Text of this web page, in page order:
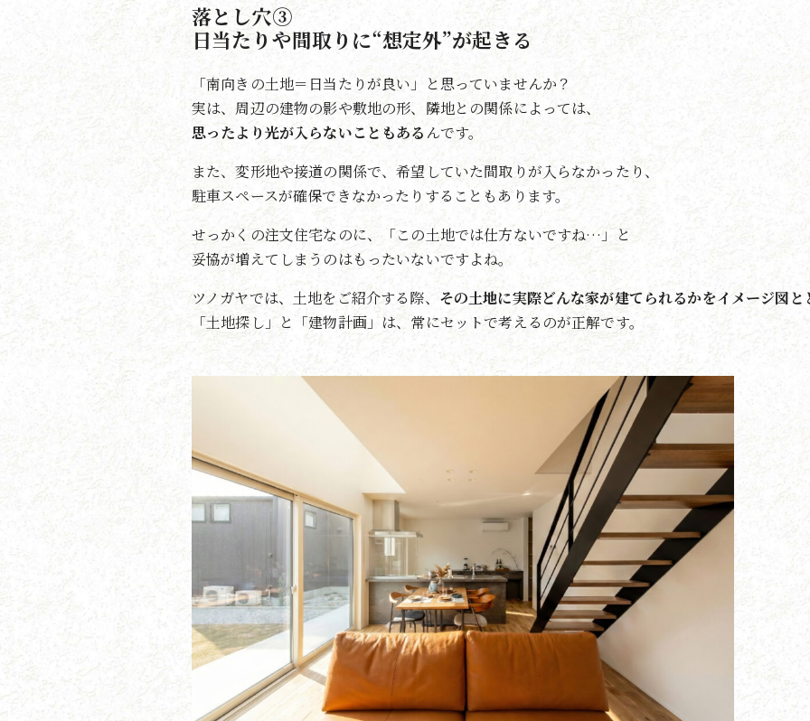
落とし穴③
日当たりや間取りに“想定外”が起きる
「南向きの土地＝日当たりが良い」と思っていませんか？
実は、周辺の建物の影や敷地の形、隣地との関係によっては、
思ったより光が入らないこともある んです。
また、変形地や接道の関係で、希望していた間取りが入らなかったり、
駐車スペースが確保できなかったりすることもあります。
せっかくの注文住宅なのに、「この土地では仕方ないですね…」と
妥協が増えてしまうのはもったいないですよね。
ツノガヤでは、土地をご紹介する際、 その土地に実際どんな家が建てられるかをイメージ図
「土地探し」と「建物計画」は、常にセットで考えるのが正解です。